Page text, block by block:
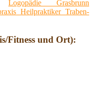
Logopädie Grasbrunn
Heilpraktiker Traben-
Fitness und Ort):